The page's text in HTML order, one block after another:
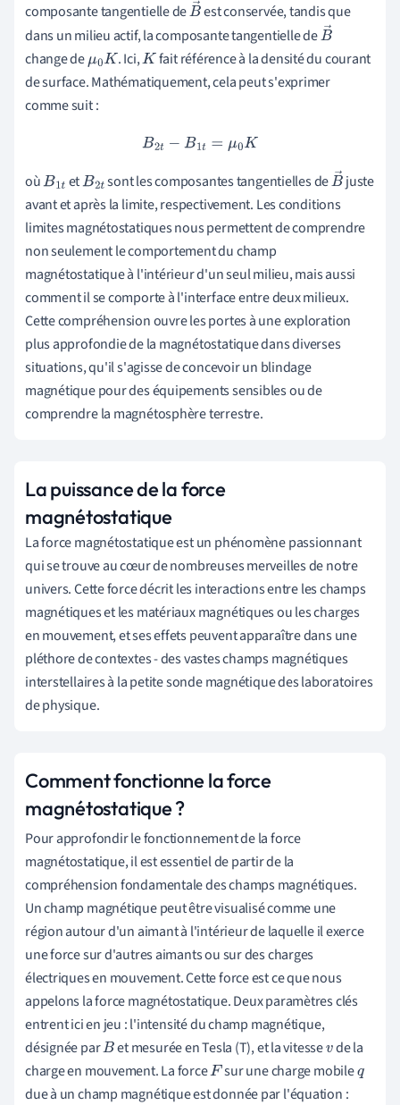
composante tangentielle deB
→
est conservée, tandis que
dans un milieu actif, la composante tangentielle deB
→
change deμ0K . Ici,K fait référence à la densité du courant
de surface. Mathématiquement, cela peut s'exprimer
comme suit :
B2t −B1t =μ 0K
oùB1t etB2t sont les composantes tangentielles deB
→
juste
avant et après la limite, respectivement. Les conditions
limites magnétostatiques nous permettent de comprendre
non seulement le comportement du champ
magnétostatique à l'intérieur d'un seul milieu, mais aussi
comment il se comporte à l'interface entre deux milieux.
Cette compréhension ouvre les portes à une exploration
plus approfondie de la magnétostatique dans diverses
situations, qu'il s'agisse de concevoir un blindage
magnétique pour des équipements sensibles ou de
comprendre la magnétosphère terrestre.
La puissance de la force
magnétostatique
La force magnétostatique est un phénomène passionnant
qui se trouve au cœur de nombreuses merveilles de notre
univers. Cette force décrit les interactions entre les champs
magnétiques et les matériaux magnétiques ou les charges
en mouvement, et ses effets peuvent apparaître dans une
pléthore de contextes - des vastes champs magnétiques
interstellaires à la petite sonde magnétique des laboratoires
de physique.
Comment fonctionne la force
magnétostatique ?
Pour approfondir le fonctionnement de la force
magnétostatique, il est essentiel de partir de la
compréhension fondamentale des champs magnétiques.
Un champ magnétique peut être visualisé comme une
région autour d'un aimant à l'intérieur de laquelle il exerce
une force sur d'autres aimants ou sur des charges
électriques en mouvement. Cette force est ce que nous
appelons la force magnétostatique. Deux paramètres clés
entrent ici en jeu : l'intensité du champ magnétique,
désignée parB et mesurée en Tesla (T), et la vitessev de la
charge en mouvement. La forceF sur une charge mobileq
due à un champ magnétique est donnée par l'équation :